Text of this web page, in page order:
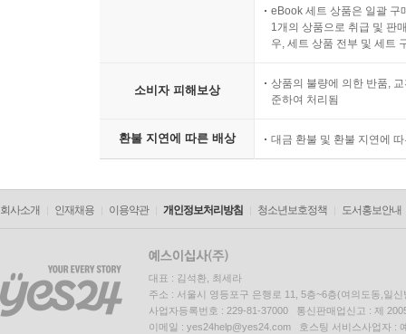
eBook 세트 상품은 일괄 구
1개의 상품으로 취급 및 판
우, 세트 상품 전부 및 세트
소비자 피해보상
상품의 불량에 의한 반품,
준하여 처리됨
환불 지연에 따른 배상 대금 환불 및 환불 지연에
회사소개 인재채용 이용약관 개인정보처리방침 청소년보호정책 도서홍보안내
대표 : 김석환, 최세라
주소 : 서울시 영등포구 은행로 11, 5층~6층(여의도동,일신
사업자등록번호 : 229-81-37000 통신판매업신고 : 제
이메일 : yes24help@yes24.com 호스팅 서비스사업자 :